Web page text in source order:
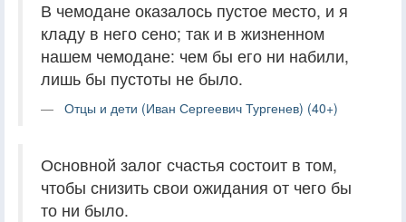
В чемодане оказалось пустое место, и я
кладу в него сено; так и в жизненном
нашем чемодане: чем бы его ни набили,
лишь бы пустоты не было.
Отцы и дети (Иван Сергеевич Тургенев) (40+)
Основной залог счастья состоит в том,
чтобы снизить свои ожидания от чего бы
то ни было.